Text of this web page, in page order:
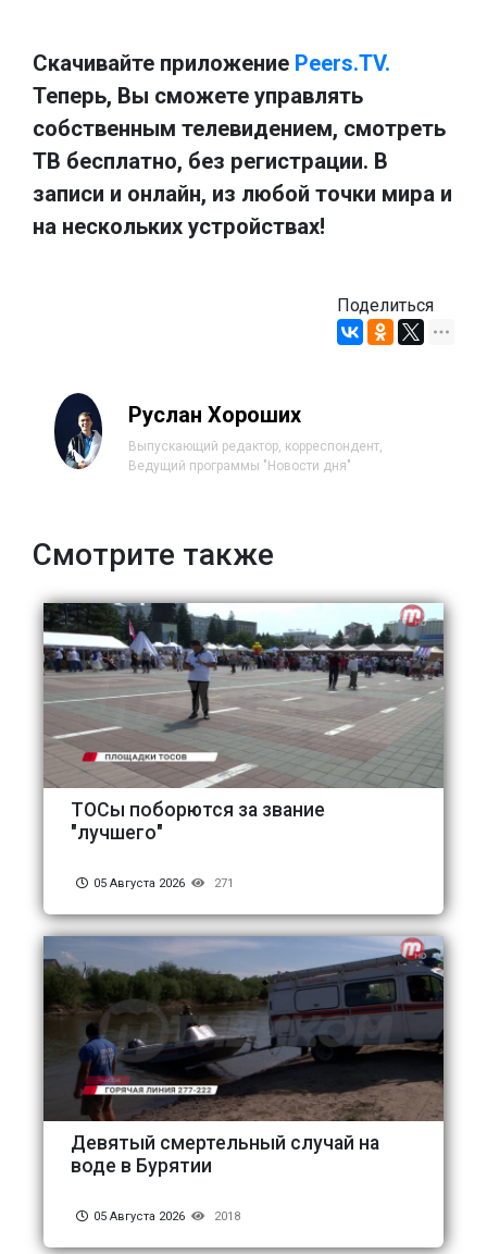
Скачивайте приложение Peers.TV.
Теперь, Вы сможете управлять
собственным телевидением, смотреть
ТВ бесплатно, без регистрации. В
записи и онлайн, из любой точки мира и
на нескольких устройствах!
Поделиться
Руслан Хороших
Выпускающий редактор, корреспондент,
Ведущий программы "Новости дня"
Смотрите также
ТОСы поборются за звание
"лучшего"
05 Августа 2026 271
Девятый смертельный случай на
воде в Бурятии
05 Августа 2026 2018